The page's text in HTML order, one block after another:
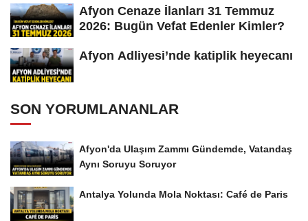
Afyon Cenaze İlanları 31 Temmuz
2026: Bugün Vefat Edenler Kimler?
Afyon Adliyesi’nde katiplik heyecanı
SON YORUMLANANLAR
Afyon'da Ulaşım Zammı Gündemde, Vatandaş
Aynı Soruyu Soruyor
Antalya Yolunda Mola Noktası: Café de Paris